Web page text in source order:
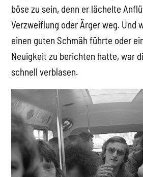
böse zu sein, denn er lächelte
Verzweiflung oder Ärger weg. Und
einen guten Schmäh führte oder
Neuigkeit zu berichten hatte, war
schnell verblasen.